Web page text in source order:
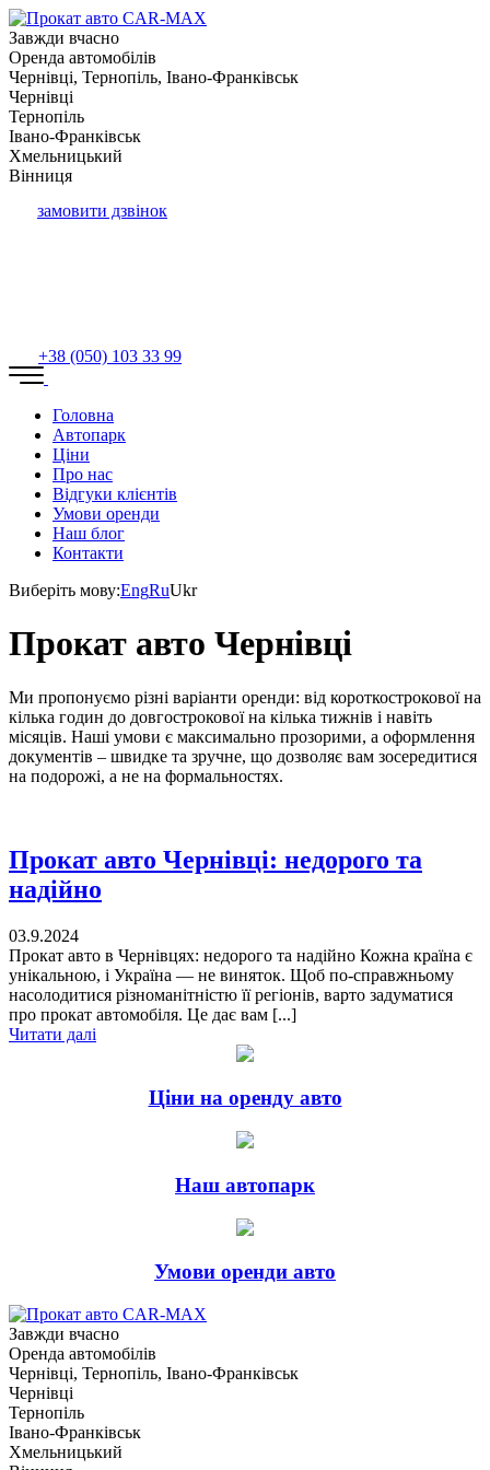
Завжди вчасно
Оренда автомобілів
Чернівці, Тернопіль, Івано-Франківськ
Чернівці
Тернопіль
Івано-Франківськ
Хмельницький
Вінниця
замовити дзвінок
+38 (050) 103 33 99
Головна
Автопарк
Ціни
Про нас
Відгуки клієнтів
Умови оренди
Наш блог
Контакти
Виберіть мову:EngRuUkr
Прокат авто Чернівці
Ми пропонуємо різні варіанти оренди: від короткострокової на
кілька годин до довгострокової на кілька тижнів і навіть
місяців. Наші умови є максимально прозорими, а оформлення
документів – швидке та зручне, що дозволяє вам зосередитися
на подорожі, а не на формальностях.
Прокат авто Чернівці: недорого та
надійно
03.9.2024
Прокат авто в Чернівцях: недорого та надійно Кожна країна є
унікальною, і Україна — не виняток. Щоб по-справжньому
насолодитися різноманітністю її регіонів, варто задуматися
про прокат автомобіля. Це дає вам [...]
Читати далі
Ціни на оренду авто
Наш автопарк
Умови оренди авто
Завжди вчасно
Оренда автомобілів
Чернівці, Тернопіль, Івано-Франківськ
Чернівці
Тернопіль
Івано-Франківськ
Хмельницький